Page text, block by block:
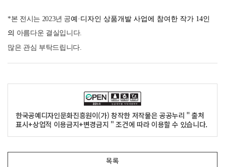
*본 전시는 2023년 공예·디자인 상품개발 사업에 참여한 작가 14인
의 아름다운 결실입니다.
많은 관심 부탁드립니다.
한국공예디자인문화진흥원이(가) 창작한 저작물은 공공누리 " 출처
표시+상업적 이용금지+변경금지 " 조건에 따라 이용할 수 있습니다.
목록